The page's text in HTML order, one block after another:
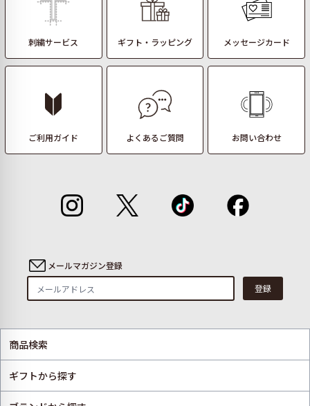
刺繍サービス ギフト・ラッピング メッセージカード
ご利用ガイド よくあるご質問 お問い合わせ
メールマガジン登録
登録
商品検索
ギフトから探す